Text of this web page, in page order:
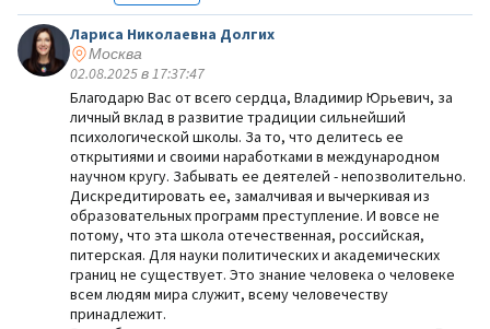
Лариса Николаевна Долгих
Москва
02.08.2025 в 17:37:47
Благодарю Вас от всего сердца, Владимир Юрьевич, за
личный вклад в развитие традиции сильнейший
психологической школы. За то, что делитесь ее
открытиями и своими наработками в международном
научном кругу. Забывать ее деятелей - непозволительно.
Дискредитировать ее, замалчивая и вычеркивая из
образовательных программ преступление. И вовсе не
потому, что эта школа отечественная, российская,
питерская. Для науки политических и академических
границ не существует. Это знание человека о человеке
всем людям мира служит, всему человечеству
принадлежит.